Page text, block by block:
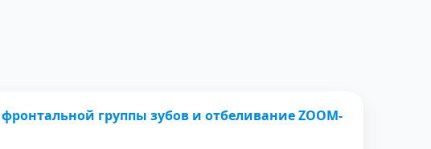
ПОСЛЕ
группы зубов и отбеливание ZOOM-